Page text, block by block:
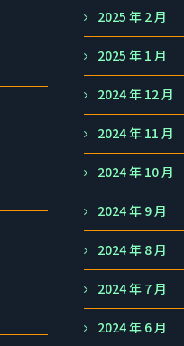
2025 年 2 月
2025 年 1 月
2024 年 12 月
2024 年 11 月
2024 年 10 月
2024 年 9 月
2024 年 8 月
2024 年 7 月
2024 年 6 月